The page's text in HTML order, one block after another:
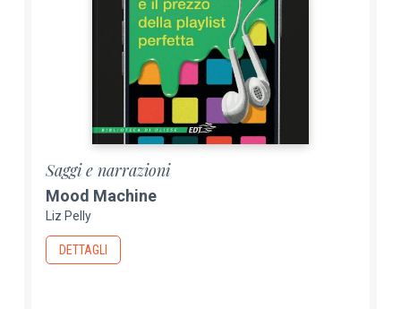
Saggi e narrazioni
Mood Machine
Liz Pelly
DETTAGLI